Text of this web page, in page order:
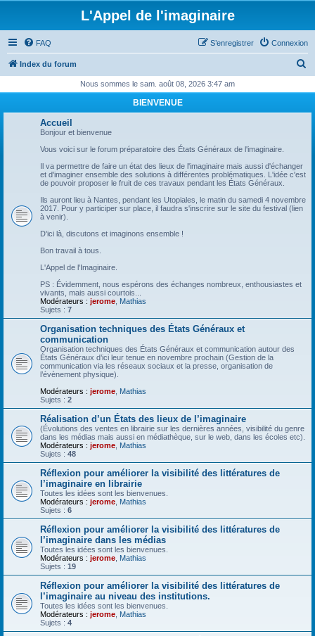
L'Appel de l'imaginaire
FAQ Connexion
S’enregistrer
Index du forum
h
Nous sommes le sam. août 08, 2026 3:47 am
BIENVENUE
Accueil
Bonjour et bienvenue
Vous voici sur le forum préparatoire des États Généraux de l'imaginaire.
Il va permettre de faire un état des lieux de l'imaginaire mais aussi d'échanger
et d'imaginer ensemble des solutions à différentes problématiques. L'idée c'est
de pouvoir proposer le fruit de ces travaux pendant les États Généraux.
Ils auront lieu à Nantes, pendant les Utopiales, le matin du samedi 4 novembre
2017. Pour y participer sur place, il faudra s'inscrire sur le site du festival (lien
à venir).
D'ici là, discutons et imaginons ensemble !
Bon travail à tous.
L'Appel de l'Imaginaire.
PS : Évidemment, nous espérons des échanges nombreux, enthousiastes et
vivants, mais aussi courtois...
Modérateurs : jerome Mathias
Sujets : 7
Organisation techniques des États Généraux et
communication
Organisation techniques des États Généraux et communication autour des
États Généraux d’ici leur tenue en novembre prochain (Gestion de la
communication via les réseaux sociaux et la presse, organisation de
l’évènement physique).
Modérateurs : jerome Mathias
Sujets : 2
Réalisation d’un États des lieux de l’imaginaire
(Évolutions des ventes en librairie sur les dernières années, visibilité du genre
dans les médias mais aussi en médiathèque, sur le web, dans les écoles etc).
Modérateurs : jerome Mathias
Sujets : 48
Réflexion pour améliorer la visibilité des littératures de
l’imaginaire en librairie
Toutes les idées sont les bienvenues.
Modérateurs : jerome Mathias
Sujets : 6
Réflexion pour améliorer la visibilité des littératures de
l’imaginaire dans les médias
Toutes les idées sont les bienvenues.
Modérateurs : jerome Mathias
Sujets : 19
Réflexion pour améliorer la visibilité des littératures de
l’imaginaire au niveau des institutions.
Toutes les idées sont les bienvenues.
Modérateurs : jerome Mathias
Sujets : 4